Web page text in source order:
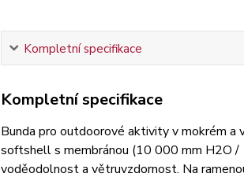
Kompletní specifikace
Kompletní specifikace
Bunda pro outdoorové aktivity v mokrém a
softshell s membránou (10 000 mm H2O /
voděodolnost a větruvzdornost. Na